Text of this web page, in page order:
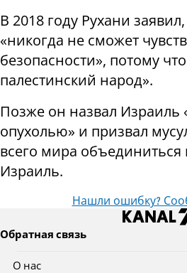
В 2018 году Рухани
«никогда не сможет
безопасности», потому
палестинский народ».
Позже он назвал Израиль
опухолью» и призвал
всего мира
Израиль.
Нашли ошибку?
Обратная связь
О нас